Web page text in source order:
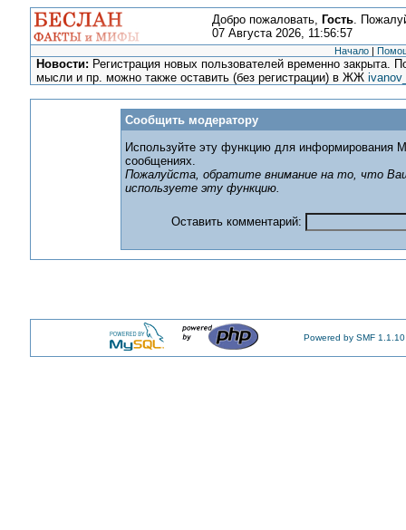
Добро пожаловать, Гость.
07 Августа 2026, 11:56:57
Начало |
Новости: Регистрация новых пользователей временно закрыта.
мысли и пр. можно также оставить (без регистрации) в ЖЖ
Сообщить модератору
Используйте эту функцию для информирования
сообщениях.
Пожалуйста, обратите внимание на то, что
используете эту функцию.
Оставить комментарий:
Powered by SMF 1.1.10